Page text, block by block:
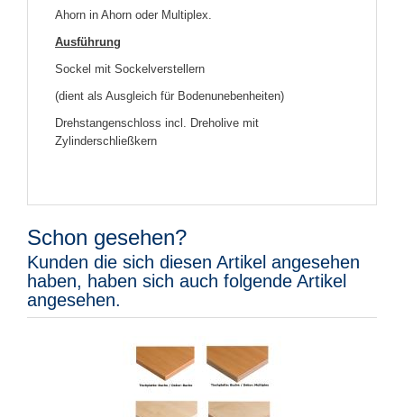
Ahorn in Ahorn oder Multiplex.
Ausführung
Sockel mit Sockelverstellern
(dient als Ausgleich für Bodenunebenheiten)
Drehstangenschloss incl. Dreholive mit
Zylinderschließkern
Schon gesehen?
Kunden die sich diesen Artikel angesehen
haben, haben sich auch folgende Artikel
angesehen.